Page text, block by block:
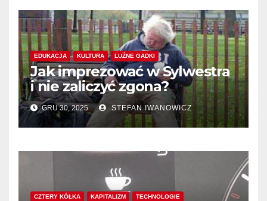
EDUKACJA KULTURA LUŹNE GADKI
Jak imprezować w Sylwestra
i nie zaliczyć zgona?
GRU 30, 2025 STEFAN IWANOWICZ
CZTERY KÓŁKA KAPITALIZM TECHNOLOGIE